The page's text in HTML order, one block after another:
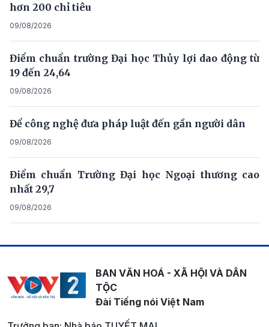
hơn 200 chỉ tiêu
09/08/2026
Điểm chuẩn trường Đại học Thủy lợi dao động từ
19 đến 24,64
09/08/2026
Để công nghệ đưa pháp luật đến gần người dân
09/08/2026
Điểm chuẩn Trường Đại học Ngoại thương cao
nhất 29,7
09/08/2026
BAN VĂN HOÁ - XÃ HỘI VÀ DÂN
TỘC
Đài Tiếng nói Việt Nam